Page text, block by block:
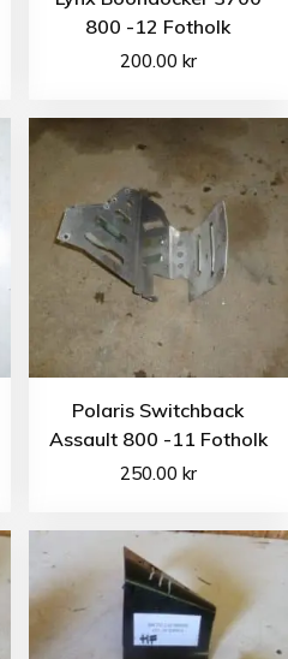
800 -12 Fotholk
200.00 kr
Polaris Switchback
Assault 800 -11 Fotholk
250.00 kr